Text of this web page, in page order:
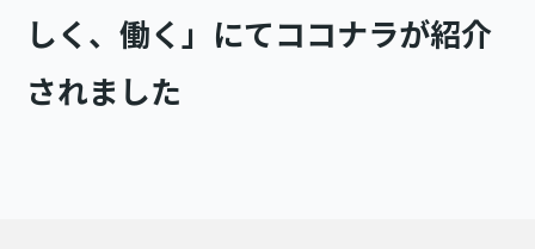
しく、働く」にてココナラが紹介
されました